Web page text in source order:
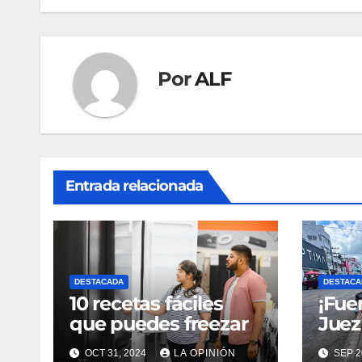
entradas
PorALF
Entrada relacionada
DESTACADA
10 recetas fáciles
que puedes freezar
OCT 31, 2024 LA OPINIÓN SEP